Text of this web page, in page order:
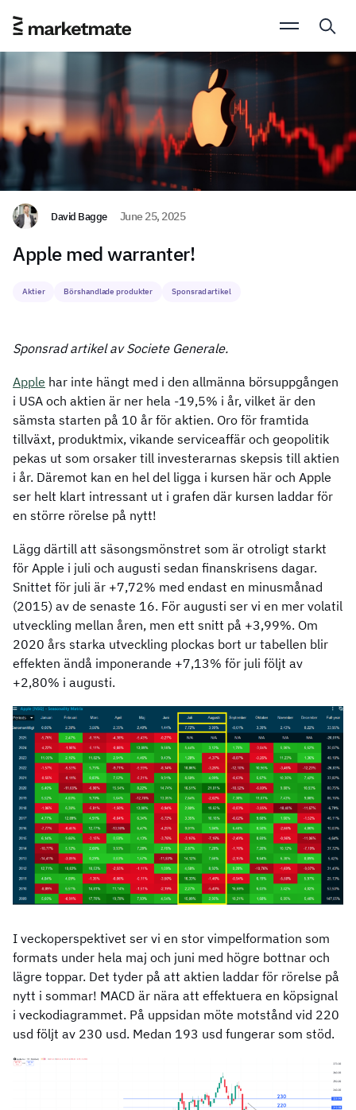
David Bagge June 25, 2025
Apple med warranter!
Aktier Börshandlade produkter Sponsrad artikel
Sponsrad artikel av Societe Generale.
Apple har inte hängt med i den allmänna börsuppgången
i USA och aktien är ner hela -19,5% i år, vilket är den
sämsta starten på 10 år för aktien. Oro för framtida
tillväxt, produktmix, vikande serviceaffär och geopolitik
pekas ut som orsaker till investerarnas skepsis till aktien
i år. Däremot kan en hel del ligga i kursen här och Apple
ser helt klart intressant ut i grafen där kursen laddar för
en större rörelse på nytt!
Lägg därtill att säsongsmönstret som är otroligt starkt
för Apple i juli och augusti sedan finanskrisens dagar.
Snittet för juli är +7,72% med endast en minusmånad
(2015) av de senaste 16. För augusti ser vi en mer volatil
utveckling mellan åren, men ett snitt på +3,99%. Om
2020 års starka utveckling plockas bort ur tabellen blir
effekten ändå imponerande +7,13% för juli följt av
+2,80% i augusti.
I veckoperspektivet ser vi en stor vimpelformation som
formats under hela maj och juni med högre bottnar och
lägre toppar. Det tyder på att aktien laddar för rörelse på
nytt i sommar! MACD är nära att effektuera en köpsignal
i veckodiagrammet. På uppsidan möte motstånd vid 220
usd följt av 230 usd. Medan 193 usd fungerar som stöd.